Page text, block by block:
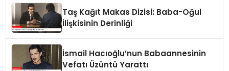
Taş Kağıt Makas Dizisi: Baba-Oğul
İlişkisinin Derinliği
İsmail Hacıoğlu’nun Babaannesinin
Vefatı Üzüntü Yarattı